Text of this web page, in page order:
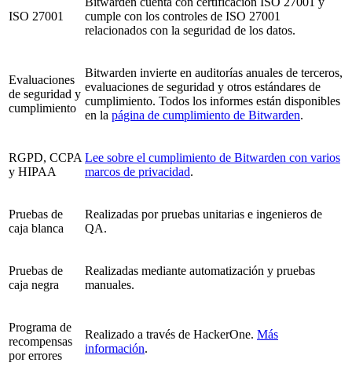
ISO 27001
cumple con los controles de ISO 27001
relacionados con la seguridad de los datos.
Evaluaciones
de seguridad y
cumplimiento
Bitwarden invierte en auditorías anuales de terceros,
evaluaciones de seguridad y otros estándares de
cumplimiento. Todos los informes están disponibles
en la página de cumplimiento de Bitwarden.
RGPD, CCPA
y HIPAA
Lee sobre el cumplimiento de Bitwarden con varios
marcos de privacidad.
Pruebas de
caja blanca
Realizadas por pruebas unitarias e ingenieros de
QA.
Pruebas de
caja negra
Realizadas mediante automatización y pruebas
manuales.
Programa de
recompensas
por errores
Realizado a través de HackerOne. Más
información.